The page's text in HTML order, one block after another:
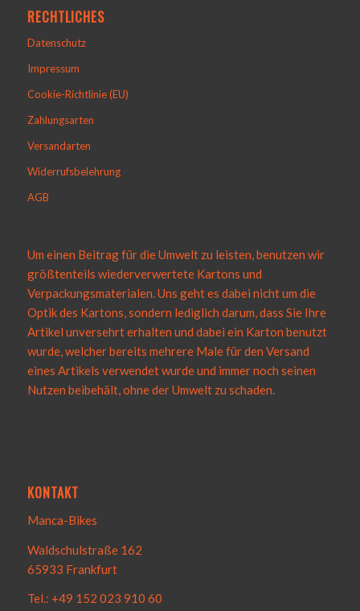
RECHTLICHES
Datenschutz
Impressum
Cookie-Richtlinie (EU)
Zahlungsarten
Versandarten
Widerrufsbelehrung
AGB
Um einen Beitrag für die Umwelt zu leisten, benutzen wir
größtenteils wiederverwertete Kartons und
Verpackungsmaterialen. Uns geht es dabei nicht um die
Optik des Kartons, sondern lediglich darum, dass Sie Ihre
Artikel unversehrt erhalten und dabei ein Karton benutzt
wurde, welcher bereits mehrere Male für den Versand
eines Artikels verwendet wurde und immer noch seinen
Nutzen beibehält, ohne der Umwelt zu schaden.
KONTAKT
Manca-Bikes
Waldschulstraße 162
65933 Frankfurt
Tel.: +49 152 023 910 60